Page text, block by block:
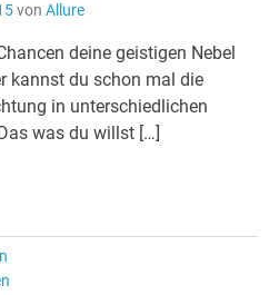
von Allure
deine geistigen Nebel
kannst du schon mal die
in unterschiedlichen
was du willst […]